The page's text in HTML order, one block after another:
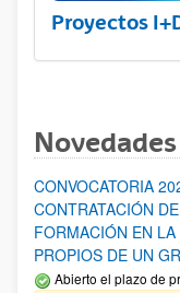
Proyectos
CONVOCATORIA
CONTRATACIÓN
FORMACIÓN EN
PROPIOS DE UN
Abierto el plazo de